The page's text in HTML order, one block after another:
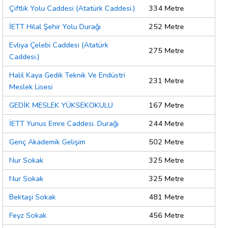
Çiftlik Yolu Caddesi (Atatürk Caddesi.)
334 Metre
İETT Hilal Şehir Yolu Durağı
252 Metre
Evliya Çelebi Caddesi (Atatürk
Caddesi.)
275 Metre
Halil Kaya Gedik Teknik Ve Endüstri
Meslek Lisesi
231 Metre
GEDİK MESLEK YÜKSEKOKULU
167 Metre
İETT Yunus Emre Caddesi. Durağı
244 Metre
Genç Akademik Gelişim
502 Metre
Nur Sokak
325 Metre
Nur Sokak
325 Metre
Bektaşi Sokak
481 Metre
Feyz Sokak
456 Metre